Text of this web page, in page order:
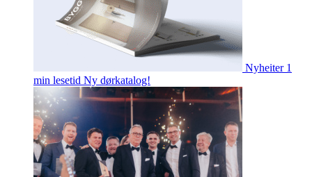
Nyheiter 1
min lesetid Ny dørkatalog!